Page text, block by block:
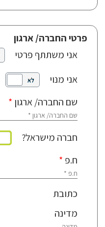
פרטי החברה/ ארגון
אני משתתף פרטי
אני מנוי לא
שם החברה/ ארגון *
חברה מישראל?
ח.פ *
כתובת
מדינה